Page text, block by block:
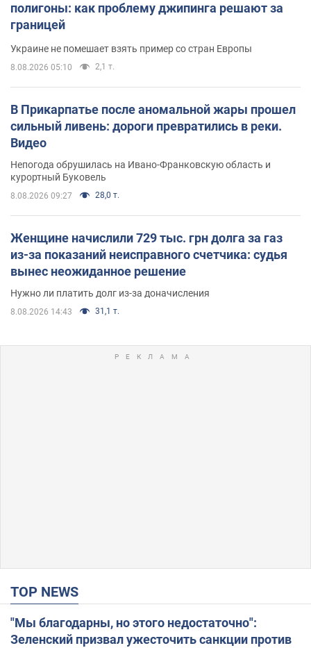
полигоны: как проблему джипинга решают за
границей
Украине не помешает взять пример со стран Европы
8.08.2026 05:10 2,1 т.
В Прикарпатье после аномальной жары прошел
сильный ливень: дороги превратились в реки.
Видео
Непогода обрушилась на Ивано-Франковскую область и
курортный Буковель
8.08.2026 09:27 28,0 т.
Женщине начислили 729 тыс. грн долга за газ
из-за показаний неисправного счетчика: судья
вынес неожиданное решение
Нужно ли платить долг из-за доначисления
8.08.2026 14:43 31,1 т.
TOP NEWS
"Мы благодарны, но этого недостаточно":
Зеленский призвал ужесточить санкции против